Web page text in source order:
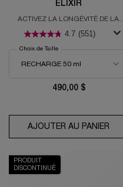
ELIXIR
ACTIVEZ LA LONGÉVITÉ DE LA
4.7 (551)
Choix de Taille
490,00 $
AJOUTER AU PANIER
PRODUIT
DISCONTINUÉ